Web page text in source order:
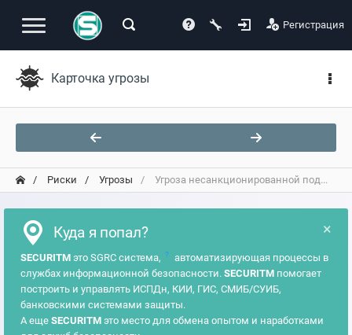
Регистрация
Карточка угрозы
Риски Угрозы Угроза несанкционированной под...
×
Куда я попал?
SECURITM это SGRC система, ?
автоматизирующая процессы в
службах информационной безопасности. SECURITM помогает
построить и управлять ИСПДн, КИИ, ГИС, СМИБ/СУИБ,
банковскими системами защиты.
А еще SECURITM это место для обмена опытом и наработками